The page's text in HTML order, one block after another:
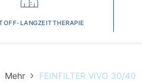
LANGZEITTHERAPIE
Mehr FEINFILTER VIVO 30/40